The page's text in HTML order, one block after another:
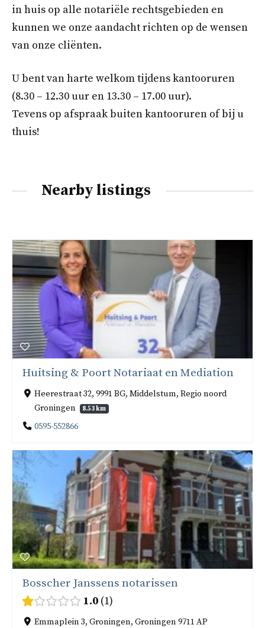
in huis op alle notariële rechtsgebieden en
kunnen we onze aandacht richten op de wensen
van onze cliënten.
U bent van harte welkom tijdens kantooruren
(8.30 – 12.30 uur en 13.30 – 17.00 uur).
Tevens op afspraak buiten kantooruren of bij u
thuis!
Nearby listings
Huitsing & Poort Notariaat en Mediation
Heerestraat 32, 9991 BG, Middelstum, Regio noord
Groningen
8.53 km
0595-552866
Bosscher Janssens notarissen
1.0 1
Emmaplein 3, Groningen, Groningen 9711 AP